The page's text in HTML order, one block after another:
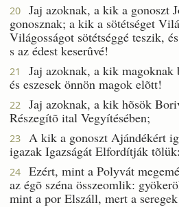
20
Jaj azoknak, a kik a gonoszt
gonosznak; a kik a sötétséget
Világosságot sötétséggé teszik,
s az édest keserûvé!
21
Jaj azoknak, a kik magoknak
és eszesek önnön magok elõtt!
22
Jaj azoknak, a kik hõsök
Részegítõ ital Vegyítésében;
23
A kik a gonoszt Ajándékért
igazak Igazságát Elfordítják tõlük:
24
Ezért, mint a Polyvát
az égõ széna összeomlik:
mint a por Elszáll, mert a